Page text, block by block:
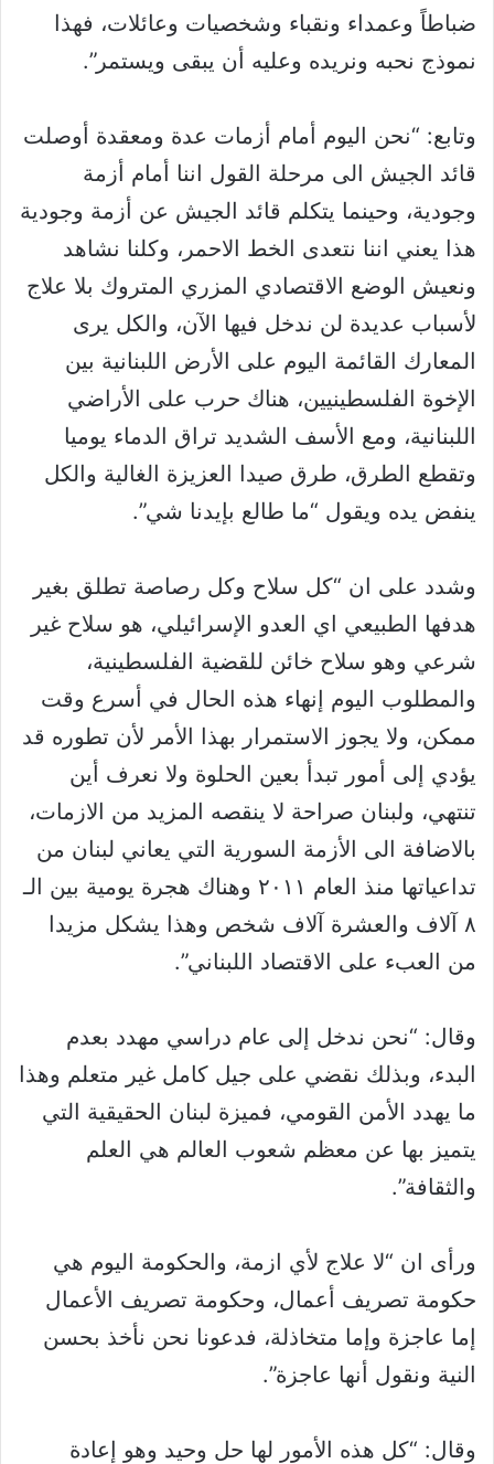
ضباطاً وعمداء ونقباء وشخصيات وعائلات، فهذا
نموذج نحبه ونريده وعليه أن يبقى ويستمر”.
وتابع: “نحن اليوم أمام أزمات عدة ومعقدة أوصلت
قائد الجيش الى مرحلة القول اننا أمام أزمة
وجودية، وحينما يتكلم قائد الجيش عن أزمة وجودية
هذا يعني اننا نتعدى الخط الاحمر، وكلنا نشاهد
ونعيش الوضع الاقتصادي المزري المتروك بلا علاج
لأسباب عديدة لن ندخل فيها الآن، والكل يرى
المعارك القائمة اليوم على الأرض اللبنانية بين
الإخوة الفلسطينيين، هناك حرب على الأراضي
اللبنانية، ومع الأسف الشديد تراق الدماء يوميا
وتقطع الطرق، طرق صيدا العزيزة الغالية والكل
ينفض يده ويقول “ما طالع بإيدنا شي”.
وشدد على ان “كل سلاح وكل رصاصة تطلق بغير
هدفها الطبيعي اي العدو الإسرائيلي، هو سلاح غير
شرعي وهو سلاح خائن للقضية الفلسطينية،
والمطلوب اليوم إنهاء هذه الحال في أسرع وقت
ممكن، ولا يجوز الاستمرار بهذا الأمر لأن تطوره قد
يؤدي إلى أمور تبدأ بعين الحلوة ولا نعرف أين
تنتهي، ولبنان صراحة لا ينقصه المزيد من الازمات،
بالاضافة الى الأزمة السورية التي يعاني لبنان من
تداعياتها منذ العام ٢٠١١ وهناك هجرة يومية بين الـ
٨ آلاف والعشرة آلاف شخص وهذا يشكل مزيدا
من العبء على الاقتصاد اللبناني”.
وقال: “نحن ندخل إلى عام دراسي مهدد بعدم
البدء، وبذلك نقضي على جيل كامل غير متعلم وهذا
ما يهدد الأمن القومي، فميزة لبنان الحقيقية التي
يتميز بها عن معظم شعوب العالم هي العلم
والثقافة”.
ورأى ان “لا علاج لأي ازمة، والحكومة اليوم هي
حكومة تصريف أعمال، وحكومة تصريف الأعمال
إما عاجزة وإما متخاذلة، فدعونا نحن نأخذ بحسن
النية ونقول أنها عاجزة”.
وقال: “كل هذه الأمور لها حل وحيد وهو إعادة